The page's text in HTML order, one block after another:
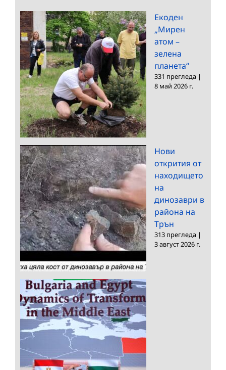
Екоден
„Мирен
атом –
зелена
планета“
331 прегледа |
8 май 2026 г.
Нови
открития от
находището
на
динозаври в
района на
Трън
313 прегледа |
3 август 2026 г.